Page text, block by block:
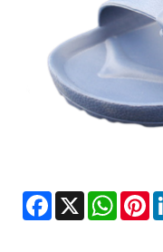
Facebook
X